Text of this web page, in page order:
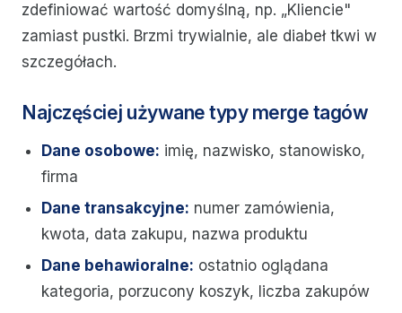
zdefiniować wartość domyślną, np. „Kliencie"
zamiast pustki. Brzmi trywialnie, ale diabeł tkwi w
szczegółach.
Najczęściej używane typy merge tagów
Dane osobowe: imię, nazwisko, stanowisko,
firma
Dane transakcyjne: numer zamówienia,
kwota, data zakupu, nazwa produktu
Dane behawioralne: ostatnio oglądana
kategoria, porzucony koszyk, liczba zakupów